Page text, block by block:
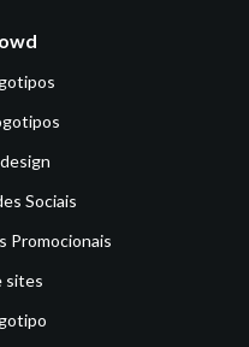
Sociais
Promocionais
sites